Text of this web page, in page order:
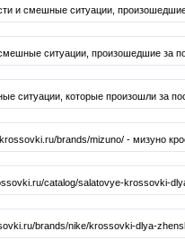
и смешные ситуации,
ситуации, произошедшие за
ситуации, которые произошли за
brands/mizuno/ - мизуно
catalog/salatovye-krossovki-
brands/nike/krossovki-dlya-